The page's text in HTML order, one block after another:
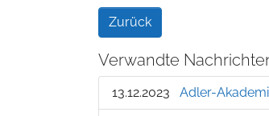
Zurück
Verwandte
13.12.2023 Adler-